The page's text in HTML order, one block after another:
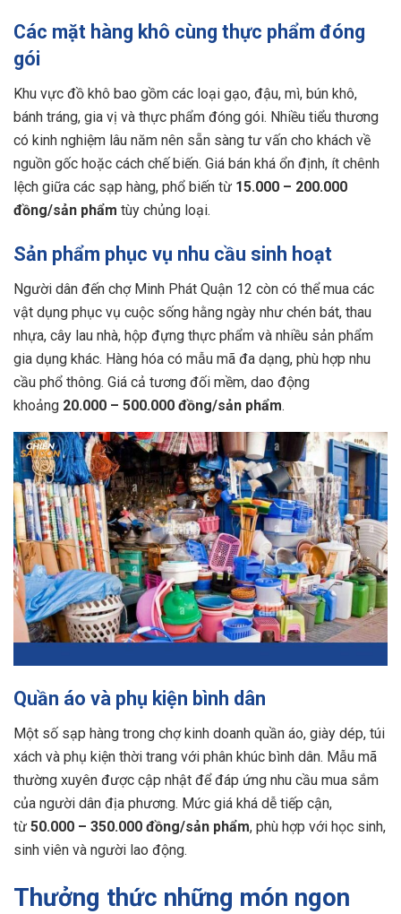
Các mặt hàng khô cùng thực phẩm đóng
gói
Khu vực đồ khô bao gồm các loại gạo, đậu, mì, bún khô,
bánh tráng, gia vị và thực phẩm đóng gói. Nhiều tiểu thương
có kinh nghiệm lâu năm nên sẵn sàng tư vấn cho khách về
nguồn gốc hoặc cách chế biến. Giá bán khá ổn định, ít chênh
lệch giữa các sạp hàng, phổ biến từ 15.000 – 200.000
đồng/sản phẩm tùy chủng loại.
Sản phẩm phục vụ nhu cầu sinh hoạt
Người dân đến chợ Minh Phát Quận 12 còn có thể mua các
vật dụng phục vụ cuộc sống hằng ngày như chén bát, thau
nhựa, cây lau nhà, hộp đựng thực phẩm và nhiều sản phẩm
gia dụng khác. Hàng hóa có mẫu mã đa dạng, phù hợp nhu
cầu phổ thông. Giá cả tương đối mềm, dao động
khoảng 20.000 – 500.000 đồng/sản phẩm.
Quần áo và phụ kiện bình dân
Một số sạp hàng trong chợ kinh doanh quần áo, giày dép, túi
xách và phụ kiện thời trang với phân khúc bình dân. Mẫu mã
thường xuyên được cập nhật để đáp ứng nhu cầu mua sắm
của người dân địa phương. Mức giá khá dễ tiếp cận,
từ 50.000 – 350.000 đồng/sản phẩm, phù hợp với học sinh,
sinh viên và người lao động.
Thưởng thức những món ngon